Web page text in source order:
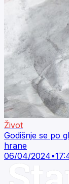
Život
Godišnje se po
hrane
06/04/2024•